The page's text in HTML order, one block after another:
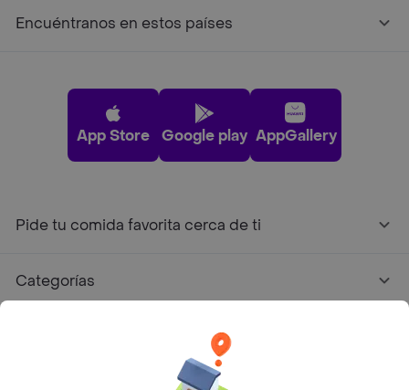
Encuéntranos en estos países
App Store Google play AppGallery
Pide tu comida favorita cerca de ti
Categorías